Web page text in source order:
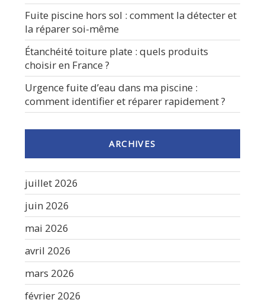
Fuite piscine hors sol : comment la détecter et
la réparer soi-même
Étanchéité toiture plate : quels produits
choisir en France ?
Urgence fuite d’eau dans ma piscine :
comment identifier et réparer rapidement ?
ARCHIVES
juillet 2026
juin 2026
mai 2026
avril 2026
mars 2026
février 2026